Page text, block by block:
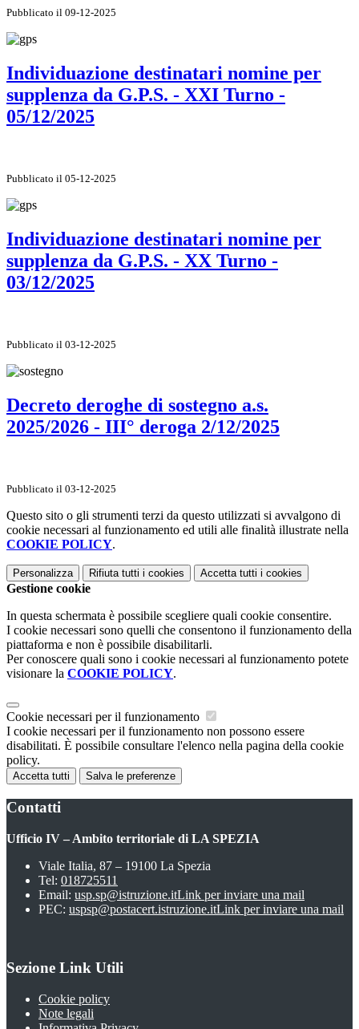
Pubblicato il 09-12-2025
Individuazione destinatari nomine per
supplenza da G.P.S. - XXI Turno -
05/12/2025
Pubblicato il 05-12-2025
Individuazione destinatari nomine per
supplenza da G.P.S. - XX Turno -
03/12/2025
Pubblicato il 03-12-2025
Decreto deroghe di sostegno a.s.
2025/2026 - III° deroga 2/12/2025
Pubblicato il 03-12-2025
Questo sito o gli strumenti terzi da questo utilizzati si avvalgono di
cookie necessari al funzionamento ed utili alle finalità illustrate nella
COOKIE POLICY.
Personalizza Rifiuta tutti i cookies Accetta tutti i cookies
Gestione cookie
In questa schermata è possibile scegliere quali cookie consentire.
I cookie necessari sono quelli che consentono il funzionamento della
piattaforma e non è possibile disabilitarli.
Per conoscere quali sono i cookie necessari al funzionamento potete
visionare la COOKIE POLICY.
Cookie necessari per il funzionamento
I cookie necessari per il funzionamento non possono essere
disabilitati. È possibile consultare l'elenco nella pagina della cookie
policy.
Accetta tutti Salva le preferenze
Contatti
Ufficio IV – Ambito territoriale di LA SPEZIA
Viale Italia, 87 – 19100 La Spezia
Tel: 018725511
Email: usp.sp@istruzione.itLink per inviare una mail
PEC: uspsp@postacert.istruzione.itLink per inviare una mail
Sezione Link Utili
Cookie policy
Note legali